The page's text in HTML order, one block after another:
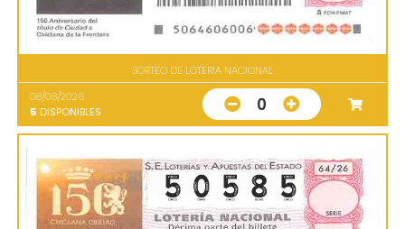
SORTEO DE LOTERIA NACIONAL
08/08/2026
5 DISPONIBLES 0